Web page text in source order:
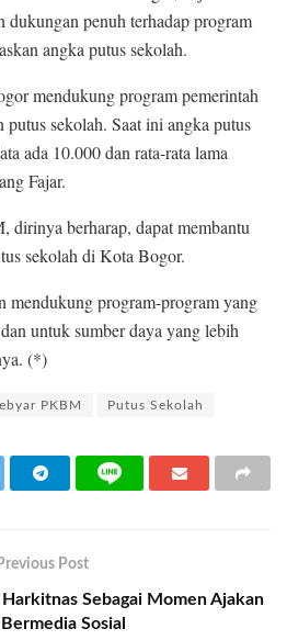
dukungan penuh terhadap program
angka putus sekolah.
mendukung program pemerintah
putus sekolah. Saat ini angka putus
ada 10.000 dan rata-rata lama
Fajar.
dirinya berharap, dapat membantu
sekolah di Kota Bogor.
program-program yang
untuk sumber daya yang lebih
(*)
PKBM Putus Sekolah
Previous Post
Sebagai Momen Ajakan
Sosial